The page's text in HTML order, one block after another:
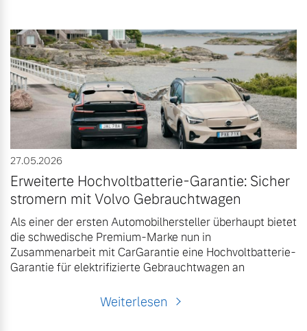
27.05.2026
Erweiterte Hochvoltbatterie-Garantie: Sicher
stromern mit Volvo Gebrauchtwagen
Als einer der ersten Automobilhersteller überhaupt bietet
die schwedische Premium-Marke nun in
Zusammenarbeit mit CarGarantie eine Hochvoltbatterie-
Garantie für elektrifizierte Gebrauchtwagen an
Weiterlesen